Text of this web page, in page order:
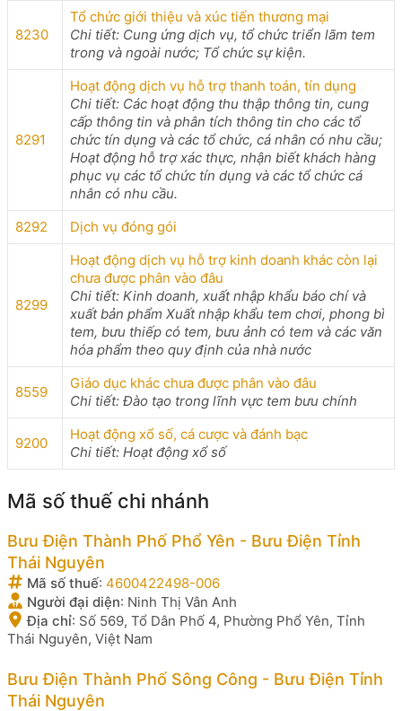
8230
Tổ chức giới thiệu và xúc tiến thương mại
Chi tiết: Cung ứng dịch vụ, tổ chức triển lãm tem
trong và ngoài nước; Tổ chức sự kiện.
8291
Hoạt động dịch vụ hỗ trợ thanh toán, tín dụng
Chi tiết: Các hoạt động thu thập thông tin, cung
cấp thông tin và phân tích thông tin cho các tổ
chức tín dụng và các tổ chức, cá nhân có nhu cầu;
Hoạt động hỗ trợ xác thực, nhận biết khách hàng
phục vụ các tổ chức tín dụng và các tổ chức cá
nhân có nhu cầu.
8292
Dịch vụ đóng gói
8299
Hoạt động dịch vụ hỗ trợ kinh doanh khác còn lại
chưa được phân vào đâu
Chi tiết: Kinh doanh, xuất nhập khẩu báo chí và
xuất bản phẩm Xuất nhập khẩu tem chơi, phong bì
tem, bưu thiếp có tem, bưu ảnh có tem và các văn
hóa phẩm theo quy định của nhà nước
8559
Giáo dục khác chưa được phân vào đâu
Chi tiết: Đào tạo trong lĩnh vực tem bưu chính
9200
Hoạt động xổ số, cá cược và đánh bạc
Chi tiết: Hoạt động xổ số
Mã số thuế chi nhánh
Bưu Điện Thành Phố Phổ Yên - Bưu Điện Tỉnh
Thái Nguyên
Mã số thuế: 4600422498-006
Người đại diện: Ninh Thị Vân Anh
Địa chỉ: Số 569, Tổ Dân Phố 4, Phường Phổ Yên, Tỉnh
Thái Nguyên, Việt Nam
Bưu Điện Thành Phố Sông Công - Bưu Điện Tỉnh
Thái Nguyên